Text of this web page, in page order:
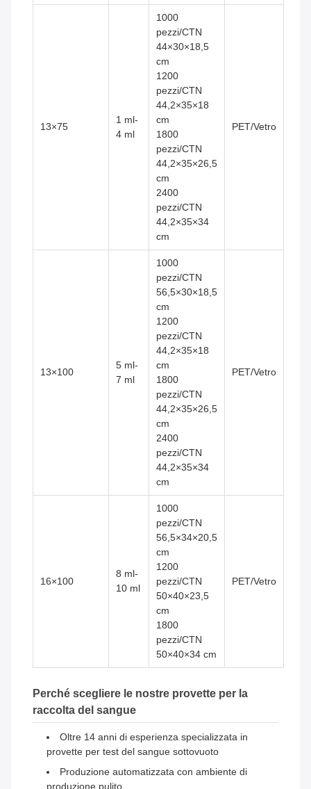
13×75
1 ml-
4 ml
1000
pezzi/CTN
44×30×18,5
cm
1200
pezzi/CTN
44,2×35×18
cm
1800
pezzi/CTN
44,2×35×26,5
cm
2400
pezzi/CTN
44,2×35×34
cm
PET/Vetro
13×100
5 ml-
7 ml
1000
pezzi/CTN
56,5×30×18,5
cm
1200
pezzi/CTN
44,2×35×18
cm
1800
pezzi/CTN
44,2×35×26,5
cm
2400
pezzi/CTN
44,2×35×34
cm
PET/Vetro
16×100
8 ml-
10 ml
1000
pezzi/CTN
56,5×34×20,5
cm
1200
pezzi/CTN
50×40×23,5
cm
1800
pezzi/CTN
50×40×34 cm
PET/Vetro
Perché scegliere le nostre provette per la
raccolta del sangue
Oltre 14 anni di esperienza specializzata in
provette per test del sangue sottovuoto
Produzione automatizzata con ambiente di
produzione pulito